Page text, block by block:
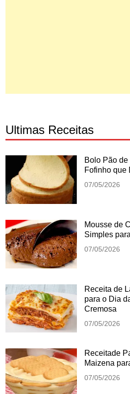
Ultimas Receitas
Bolo Pão
Fofinho que
07/05/2026
Mousse de
Simples
07/05/2026
Receita de
para o Dia
Cremosa
07/05/2026
Receitade
Maizena
07/05/2026